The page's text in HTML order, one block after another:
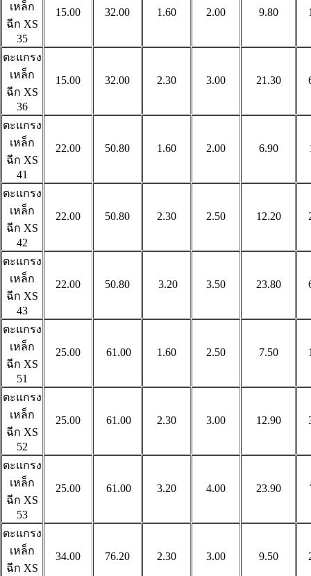
เหล็ก
ฉีก XS
35
15.00 32.00 1.60 2.00 9.80
ตะแกรง
เหล็ก
ฉีก XS
36
15.00 32.00 2.30 3.00 21.30
ตะแกรง
เหล็ก
ฉีก XS
41
22.00 50.80 1.60 2.00 6.90
ตะแกรง
เหล็ก
ฉีก XS
42
22.00 50.80 2.30 2.50 12.20
ตะแกรง
เหล็ก
ฉีก XS
43
22.00 50.80 3.20 3.50 23.80
ตะแกรง
เหล็ก
ฉีก XS
51
25.00 61.00 1.60 2.50 7.50
ตะแกรง
เหล็ก
ฉีก XS
52
25.00 61.00 2.30 3.00 12.90
ตะแกรง
เหล็ก
ฉีก XS
53
25.00 61.00 3.20 4.00 23.90
ตะแกรง
เหล็ก
ฉีก XS
34.00 76.20 2.30 3.00 9.50